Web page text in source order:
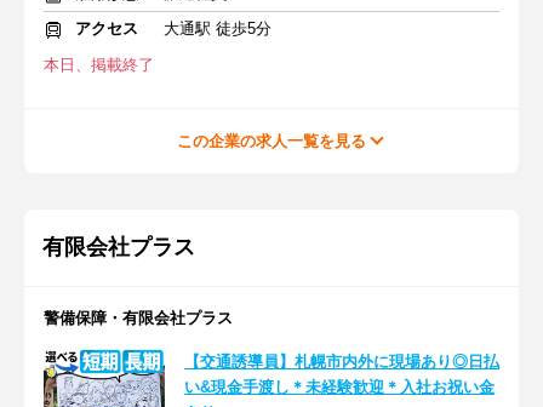
アクセス
大通駅 徒歩5分
本日、掲載終了
この企業の求人一覧を見る
有限会社プラス
警備保障・有限会社プラス
【交通誘導員】札幌市内外に現場あり◎日払
い&現金手渡し＊未経験歓迎＊入社お祝い金